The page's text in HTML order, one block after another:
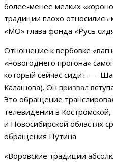
более-менее мелких
традиции плохо
«МО» глава фонда «Русь
Отношение к вербовке
«новогоднего прогона»
который сейчас сидит —
Калашова). Он призвал
Это обращение
телевидении в
и Новосибирской областях
обращения Путина.
«Воровские традиции